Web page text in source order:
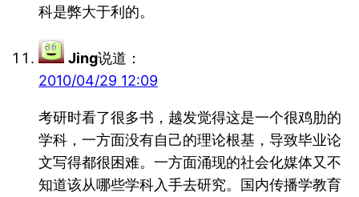
科是弊大于利的。
Jing说道：
2010/04/29 12:09
考研时看了很多书，越发觉得这是一个很鸡肋的
学科，一方面没有自己的理论根基，导致毕业论
文写得都很困难。一方面涌现的社会化媒体又不
知道该从哪些学科入手去研究。国内传播学教育